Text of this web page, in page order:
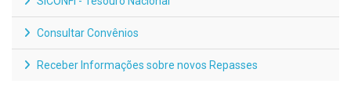
Consultar Convênios
Receber Informações sobre novos Repasses